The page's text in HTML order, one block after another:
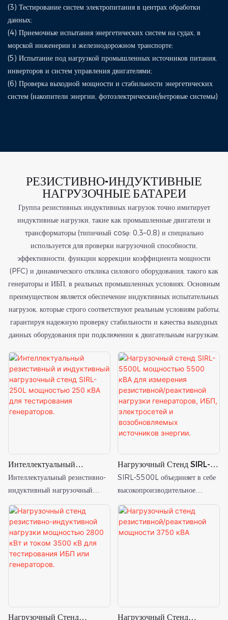
(3) Тестирование систем электропитания в центрах обработки
данных;
(4) Приемочные испытания энергетических систем на судах, в
морской инженерии и железнодорожном транспорте;
(5) Испытание под нагрузкой промышленных источников питания,
инверторов и систем управления двигателями;
(6) Проверка выходной мощности и стабильности энергетических
систем (накопители энергии, фотоэлектрические/ветровые системы)
РЕЗИСТИВНО-ИНДУКТИВНЫЕ
НАГРУЗОЧНЫЕ БАТАРЕИ
Группа резистивных индуктивных нагрузок точно имитирует
индуктивные нагрузки, такие как промышленные двигатели и
трансформаторы (типичный cosφ: 0,3–0,8) и специально
используется для проверки нагрузочной способности,
эффективности, функции коррекции коэффициента мощности
(PFC) и динамического отклика силового оборудования, такого как
генераторы и ИБП, в реальных промышленных условиях. Основным
преимуществом является обеспечение индуктивных испытательных
нагрузок, которые строго соответствуют реальным условиям работы,
гарантируя надежную проверку стабильности и качества выходных
данных оборудования при подключении к двигательным нагрузкам.
Интеллектуальный
Резистивный И
Индуктивный Нагрузочный
Мощностью 250 КВА Для
Тестирования Генераторов.
Интеллектуальный резистивно-
индуктивный нагрузочный
стенд SIRL-250L мощностью
250 кВА предназначен для
комплексного тестирования и
ввода в эксплуатацию
дизельных генераторов, систем
бесперебойного питания,
критической энергетической
инфраструктуры.
Нагрузочный Стенд SIRL-
5500L Мощностью 5500
Нагрузки Генераторов, ИБП,
Электросетей И
Возобновляемых
SIRL-5500L объединяет в себе
высокопроизводительное
тестирование мощностью 5500
кВА, имитацию реальной
промышленной нагрузки,
Нагрузочный Стенд
Нагрузочный Стенд